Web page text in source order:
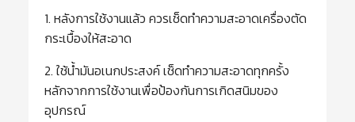
1. หลังการใช้งานแล้ว ควรเช็ดทำความสะอาดเครื่องตัด
กระเบื้องให้สะอาด
2. ใช้น้ำมันอเนกประสงค์ เช็ดทำความสะอาดทุกครั้ง
หลักจากการใช้งานเพื่อป้องกันการเกิดสนิมของ
อุปกรณ์